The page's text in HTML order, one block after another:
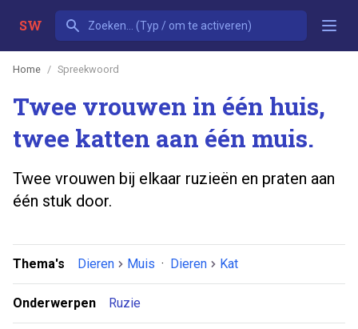
SW
Home Spreekwoord
Twee vrouwen in één huis,
twee katten aan één muis.
Twee vrouwen bij elkaar ruzieën en praten aan
één stuk door.
Thema's Dieren Muis · Dieren Kat
Onderwerpen Ruzie